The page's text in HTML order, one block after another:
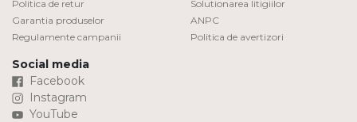
Politica de retur
Garantia produselor
Regulamente campanii
Solutionarea litigiilor
ANPC
Politica de avertizori
Social media
Facebook
Instagram
YouTube